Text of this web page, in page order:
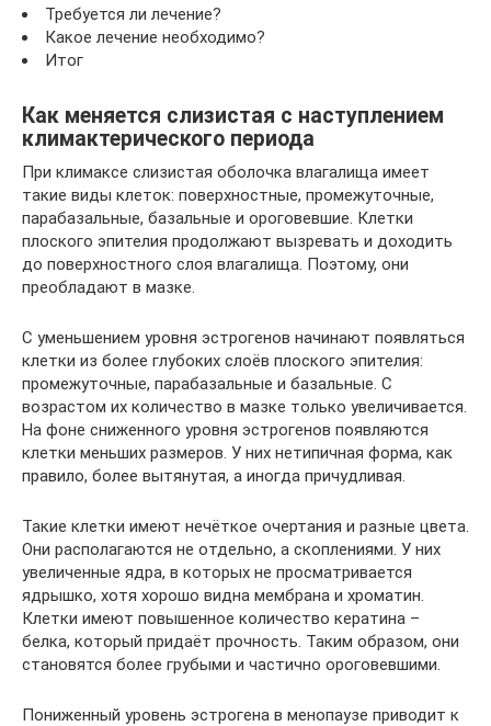
Требуется ли лечение?
Какое лечение необходимо?
Итог
Как меняется слизистая с наступлением
климактерического периода
При климаксе слизистая оболочка влагалища имеет
такие виды клеток: поверхностные, промежуточные,
парабазальные, базальные и ороговевшие. Клетки
плоского эпителия продолжают вызревать и доходить
до поверхностного слоя влагалища. Поэтому, они
преобладают в мазке.
С уменьшением уровня эстрогенов начинают появляться
клетки из более глубоких слоёв плоского эпителия:
промежуточные, парабазальные и базальные. С
возрастом их количество в мазке только увеличивается.
На фоне сниженного уровня эстрогенов появляются
клетки меньших размеров. У них нетипичная форма, как
правило, более вытянутая, а иногда причудливая.
Такие клетки имеют нечёткое очертания и разные цвета.
Они располагаются не отдельно, а скоплениями. У них
увеличенные ядра, в которых не просматривается
ядрышко, хотя хорошо видна мембрана и хроматин.
Клетки имеют повышенное количество кератина –
белка, который придаёт прочность. Таким образом, они
становятся более грубыми и частично ороговевшими.
Пониженный уровень эстрогена в менопаузе приводит к